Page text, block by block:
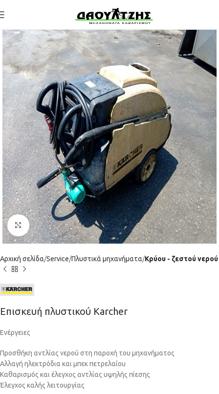
Click to enlarge
Αρχική σελίδα Service Πλυστικά μηχανήματα Κρύου - ζεστού νερού
Επισκευή πλυστικού Karcher
Ενέργειες
Προσθήκη αντλίας νερού στη παροχή του μηχανήματος
Αλλαγή ηλεκτρόδια και μπεκ πετρελαίου
Καθαρισμός και έλεγχος αντλίας υψηλής πίεσης
Έλεγχος καλής λειτουργίας